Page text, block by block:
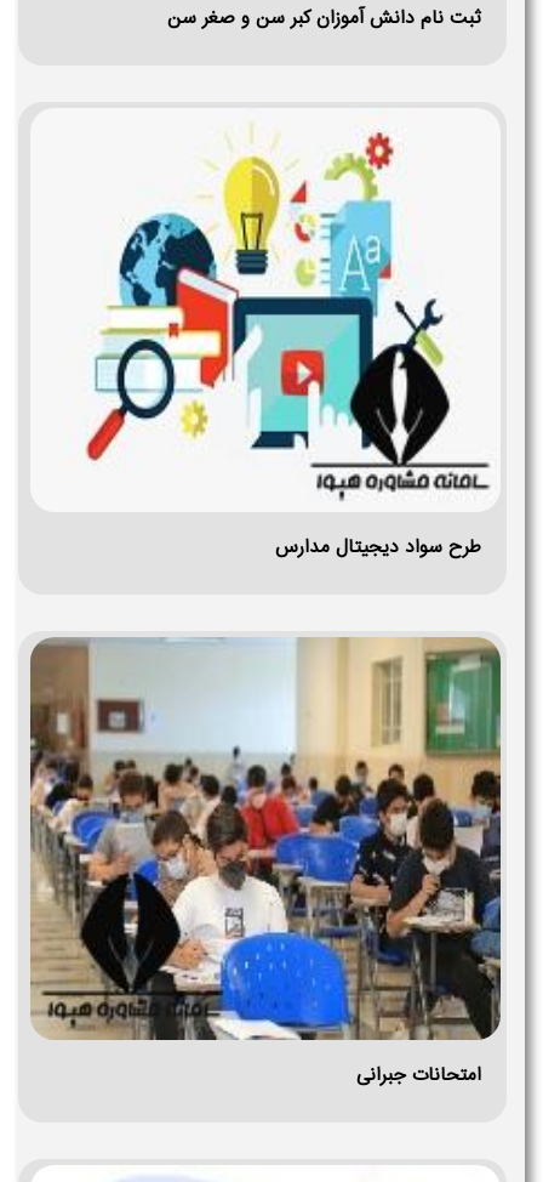
ثبت نام دانش آموزان کبر سن و صغر سن
طرح سواد دیجیتال مدارس
امتحانات جبرانی